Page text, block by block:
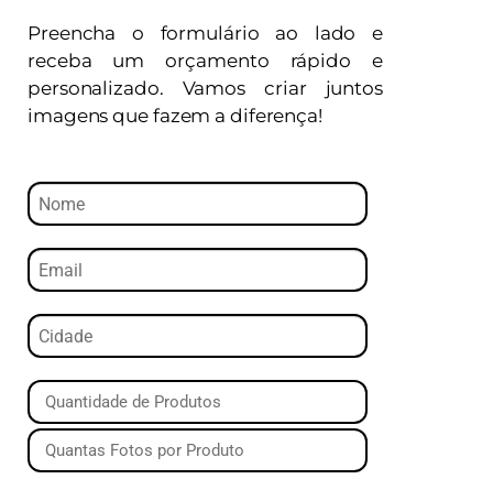
Preencha o formulário ao lado e
receba um orçamento rápido e
personalizado. Vamos criar juntos
imagens que fazem a diferença!